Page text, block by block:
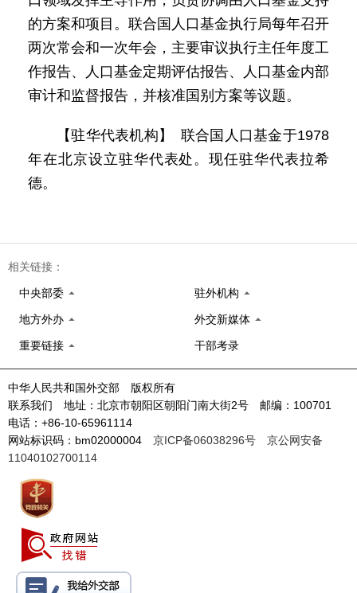
的方案和项目。联合国人口基金执行局每年召开
两次常会和一次年会，主要审议执行主任年度工
作报告、人口基金定期评估报告、人口基金内部
审计和监督报告，并核准国别方案等议题。
【驻华代表机构】 联合国人口基金于1978
年在北京设立驻华代表处。现任驻华代表拉希
德。
相关链接：
中央部委 驻外机构
地方外办 外交新媒体
重要链接 干部考录
中华人民共和国外交部 版权所有
联系我们 地址：北京市朝阳区朝阳门南大街2号 邮编：100701
电话：+86-10-65961114
网站标识码：bm02000004 京ICP备06038296号
京公网安备
11040102700114